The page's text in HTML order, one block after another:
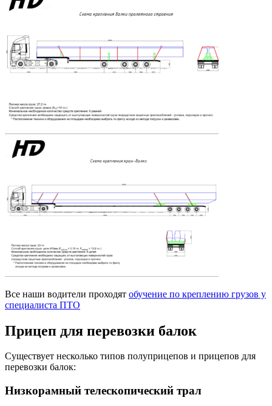
Все наши водители проходят обучение по креплению грузов у
специалиста ПТО
Прицеп для перевозки балок
Существует несколько типов полуприцепов и прицепов для
перевозки балок:
Низкорамный телескопический трал